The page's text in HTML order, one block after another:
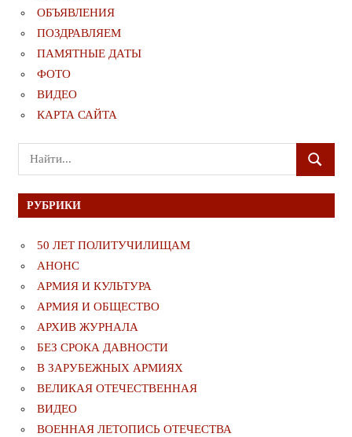
ОБЪЯВЛЕНИЯ
ПОЗДРАВЛЯЕМ
ПАМЯТНЫЕ ДАТЫ
ФОТО
ВИДЕО
КАРТА САЙТА
Поиск
для:
ПОИСК
РУБРИКИ
50 ЛЕТ ПОЛИТУЧИЛИЩАМ
АНОНС
АРМИЯ И КУЛЬТУРА
АРМИЯ И ОБЩЕСТВО
АРХИВ ЖУРНАЛА
БЕЗ СРОКА ДАВНОСТИ
В ЗАРУБЕЖНЫХ АРМИЯХ
ВЕЛИКАЯ ОТЕЧЕСТВЕННАЯ
ВИДЕО
ВОЕННАЯ ЛЕТОПИСЬ ОТЕЧЕСТВА